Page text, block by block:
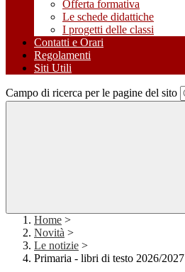
Offerta formativa
Le schede didattiche
I progetti delle classi
Contatti e Orari
Regolamenti
Siti Utili
Campo di ricerca per le pagine del sito
Home >
Novità >
Le notizie >
Primaria - libri di testo 2026/2027